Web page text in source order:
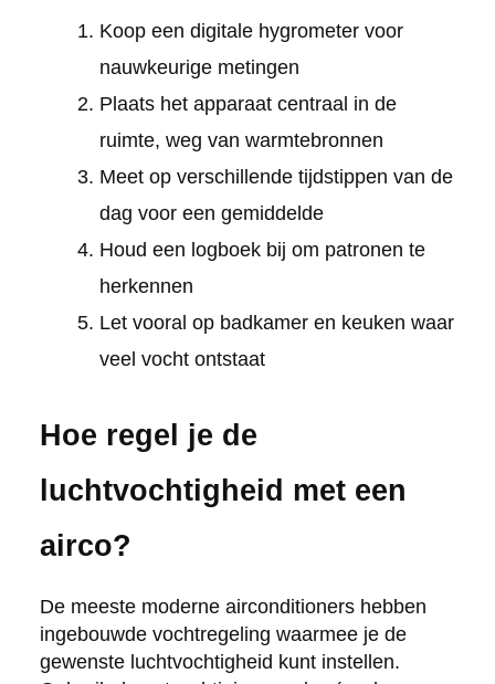
Koop een digitale hygrometer voor
nauwkeurige metingen
Plaats het apparaat centraal in de
ruimte, weg van warmtebronnen
Meet op verschillende tijdstippen van de
dag voor een gemiddelde
Houd een logboek bij om patronen te
herkennen
Let vooral op badkamer en keuken waar
veel vocht ontstaat
Hoe regel je de
luchtvochtigheid met een
airco?
De meeste moderne airconditioners hebben
ingebouwde vochtregeling waarmee je de
gewenste luchtvochtigheid kunt instellen.